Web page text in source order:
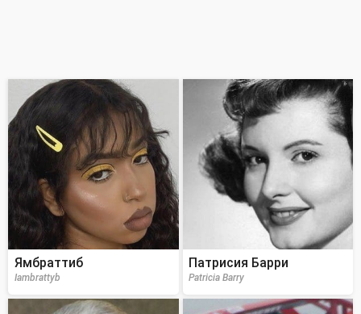
Ямбраттиб
Iambrattyb
Патрисия Барри
Patricia Barry